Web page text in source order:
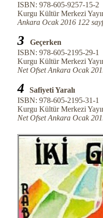
ISBN: 978-605-9257-15-2
Kurgu Kültür Merkezi
Ankara Ocak 2016 122
3 Geçerken
ISBN: 978-605-2195-29-1
Kurgu Kültür Merkezi
Net Ofset Ankara Ocak
4
Safiyeti Yaralı
ISBN: 978-605-2195-31-1
Kurgu Kültür Merkezi
Net Ofset Ankara Ocak